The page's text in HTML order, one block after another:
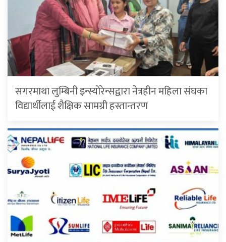
सगरमाथा लुम्बिनी इन्स्योरेन्सद्वारा नेत्रहीन महिला संघका
विद्यार्थीलाई शैक्षिक सामग्री हस्तान्तरण